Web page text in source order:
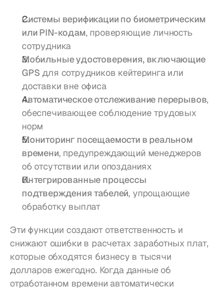
Системы верификации по биометрическим
или PIN-кодам, проверяющие личность
сотрудника
Мобильные удостоверения, включающие
GPS для сотрудников кейтеринга или
доставки вне офиса
Автоматическое отслеживание перерывов,
обеспечивающее соблюдение трудовых
норм
Мониторинг посещаемости в реальном
времени, предупреждающий менеджеров
об отсутствии или опозданиях
Интегрированные процессы
подтверждения табелей, упрощающие
обработку выплат
Эти функции создают ответственность и
снижают ошибки в расчетах заработных плат,
которые обходятся бизнесу в тысячи
долларов ежегодно. Когда данные об
отработанном времени автоматически